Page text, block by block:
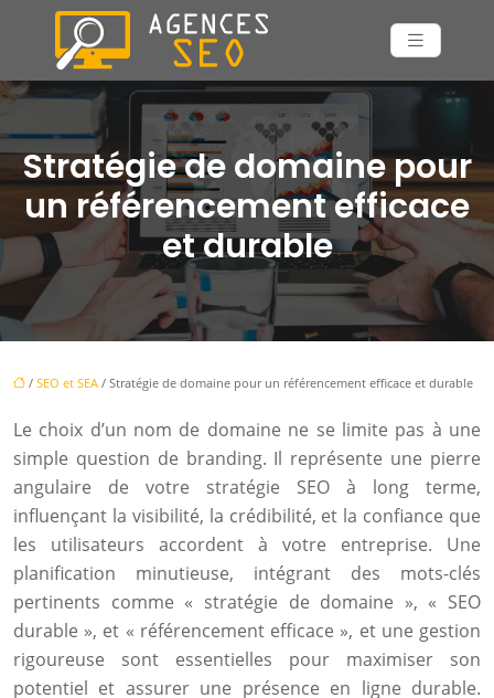
Stratégie de domaine pour
un référencement efficace
et durable
/ SEO et SEA / Stratégie de domaine pour un référencement efficace et durable
Le choix d’un nom de domaine ne se limite pas à une
simple question de branding. Il représente une pierre
angulaire de votre stratégie SEO à long terme,
influençant la visibilité, la crédibilité, et la confiance que
les utilisateurs accordent à votre entreprise. Une
planification minutieuse, intégrant des mots-clés
pertinents comme « stratégie de domaine », « SEO
durable », et « référencement efficace », et une gestion
rigoureuse sont essentielles pour maximiser son
potentiel et assurer une présence en ligne durable.